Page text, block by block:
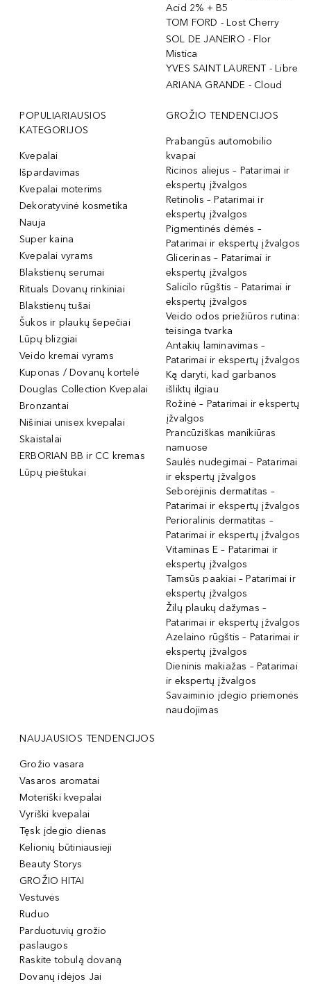
Acid 2% + B5
TOM FORD - Lost Cherry
SOL DE JANEIRO - Flor
Mistica
YVES SAINT LAURENT - Libre
ARIANA GRANDE - Cloud
POPULIARIAUSIOS
KATEGORIJOS
Kvepalai
Išpardavimas
Kvepalai moterims
Dekoratyvinė kosmetika
Nauja
Super kaina
Kvepalai vyrams
Blakstienų serumai
Rituals Dovanų rinkiniai
Blakstienų tušai
Šukos ir plaukų šepečiai
Lūpų blizgiai
Veido kremai vyrams
Kuponas / Dovanų kortelė
Douglas Collection Kvepalai
Bronzantai
Nišiniai unisex kvepalai
Skaistalai
ERBORIAN BB ir CC kremas
Lūpų pieštukai
GROŽIO TENDENCIJOS
Prabangūs automobilio
kvapai
Ricinos aliejus – Patarimai ir
ekspertų įžvalgos
Retinolis – Patarimai ir
ekspertų įžvalgos
Pigmentinės dėmės –
Patarimai ir ekspertų įžvalgos
Glicerinas – Patarimai ir
ekspertų įžvalgos
Salicilo rūgštis – Patarimai ir
ekspertų įžvalgos
Veido odos priežiūros rutina:
teisinga tvarka
Antakių laminavimas –
Patarimai ir ekspertų įžvalgos
Ką daryti, kad garbanos
išliktų ilgiau
Rožinė – Patarimai ir ekspertų
įžvalgos
Prancūziškas manikiūras
namuose
Saulės nudegimai – Patarimai
ir ekspertų įžvalgos
Seborėjinis dermatitas –
Patarimai ir ekspertų įžvalgos
Perioralinis dermatitas –
Patarimai ir ekspertų įžvalgos
Vitaminas E – Patarimai ir
ekspertų įžvalgos
Tamsūs paakiai – Patarimai ir
ekspertų įžvalgos
Žilų plaukų dažymas –
Patarimai ir ekspertų įžvalgos
Azelaino rūgštis – Patarimai ir
ekspertų įžvalgos
Dieninis makiažas – Patarimai
ir ekspertų įžvalgos
Savaiminio įdegio priemonės
naudojimas
NAUJAUSIOS TENDENCIJOS
Grožio vasara
Vasaros aromatai
Moteriški kvepalai
Vyriški kvepalai
Tęsk įdegio dienas
Kelionių būtiniausieji
Beauty Storys
GROŽIO HITAI
Vestuvės
Ruduo
Parduotuvių grožio
paslaugos
Raskite tobulą dovaną
Dovanų idėjos Jai